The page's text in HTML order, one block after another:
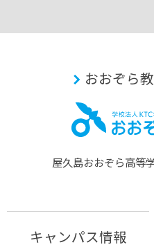
おおぞら
屋久島おおぞら⾼等
キャンパス情報